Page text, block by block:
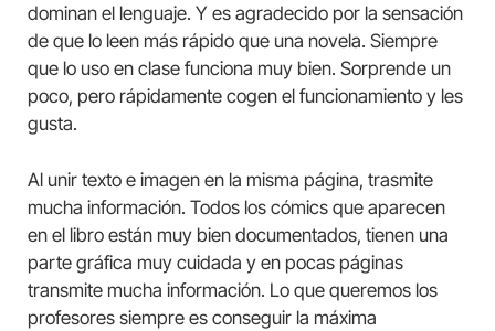
dominan el lenguaje. Y es agradecido por la sensación
de que lo leen más rápido que una novela. Siempre
que lo uso en clase funciona muy bien. Sorprende un
poco, pero rápidamente cogen el funcionamiento y les
gusta.
Al unir texto e imagen en la misma página, trasmite
mucha información. Todos los cómics que aparecen
en el libro están muy bien documentados, tienen una
parte gráfica muy cuidada y en pocas páginas
transmite mucha información. Lo que queremos los
profesores siempre es conseguir la máxima